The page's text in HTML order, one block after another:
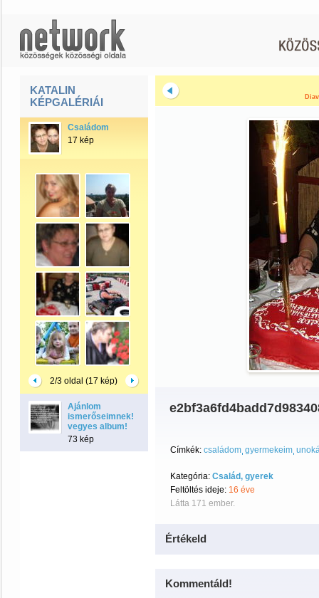
KATALIN
KÉPGALÉRIÁI
Családom
17 kép
2/3 oldal (17 kép)
Ajánlom
ismerőseimnek!Virágok
vegyes album!
73 kép
Címkék: családom gyermekeim
Kategória: Család, gyerek
Feltöltés ideje: 16 éve
Látta 171 ember.
Értékeld
Kommentáld!